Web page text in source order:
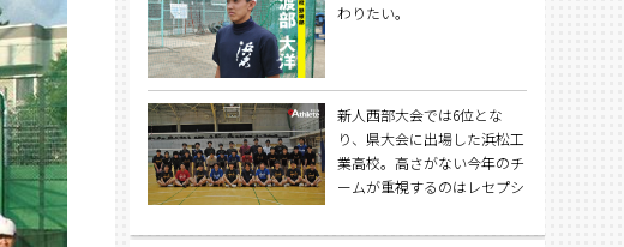
わりたい。
新人西部大会では6位とな
り、県大会に出場した浜松工
業高校。高さがない今年のチ
ームが重視するのはレセプシ